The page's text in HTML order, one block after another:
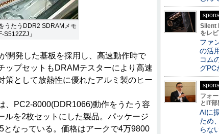
うたうDDR2 SDRAMメモ
S512ZZJ」
開発した基板を採用し、高速動作時で
ップセットもDRAMテスターにより高速
策として放熱性に優れたアルミ製のヒー
PC2-8000(DDR1066)動作をうたう容
を2枚セットにした製品。パッケージ
なっている。価格はアークで4万9800
Silent
をレ
ファ
の活
コム
グPC
フォ
とIT
AIに
ため
らな